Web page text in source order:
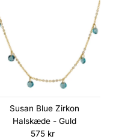
Susan Blue Zirkon
Halskæde - Guld
Normalpris
575 kr